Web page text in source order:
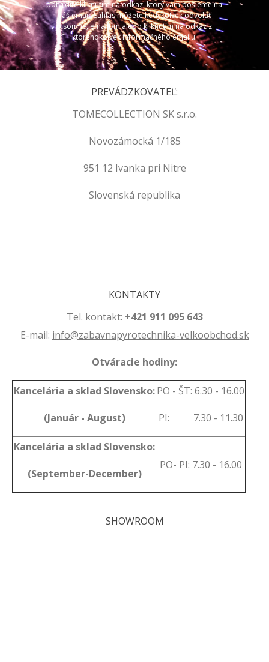
potvrdíte kliknutím na odkaz, ktorý vám pošleme na
váš email. Súhlas môžete kedykoľvek odvolať
písomne, emailom alebo kliknutím na odkaz z
ktoréhokoľvek informačného emailu.
PREVÁDZKOVATEĽ:
TOMECOLLECTION SK s.r.o.
Novozámocká 1/185
951 12 Ivanka pri Nitre
Slovenská republika
KONTAKTY
Tel. kontakt: +421 911 095 643
E-mail: info@zabavnapyrotechnika-velkoobchod.sk
Otváracie hodiny:
Kancelária a sklad Slovensko:
(Január - August)
PO - ŠT: 6.30 - 16.00
PI: 7.30 - 11.30
Kancelária a sklad Slovensko:
(September-December)
PO- PI: 7.30 - 16.00
SHOWROOM